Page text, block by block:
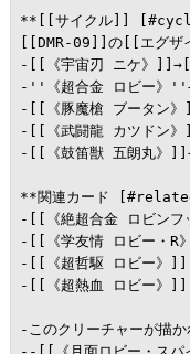
**[[サイクル]]
[[DMR-09]]の[[エグザ
-[[《宇宙刃 ニケ》]]→[[
-''《超合金 ロビー》
-[[《豚魔槍 ブータン
-[[《武闘龍 カツドン
-[[《鼓笛獣 五朗丸》
**関連カード
-[[《絶超合金 ロビンフ
-[[《学友情 ロビー・R
-[[《超哲駆 ロビー》]]
-[[《超熱血 ロビー》]]
-このクリーチャーが描